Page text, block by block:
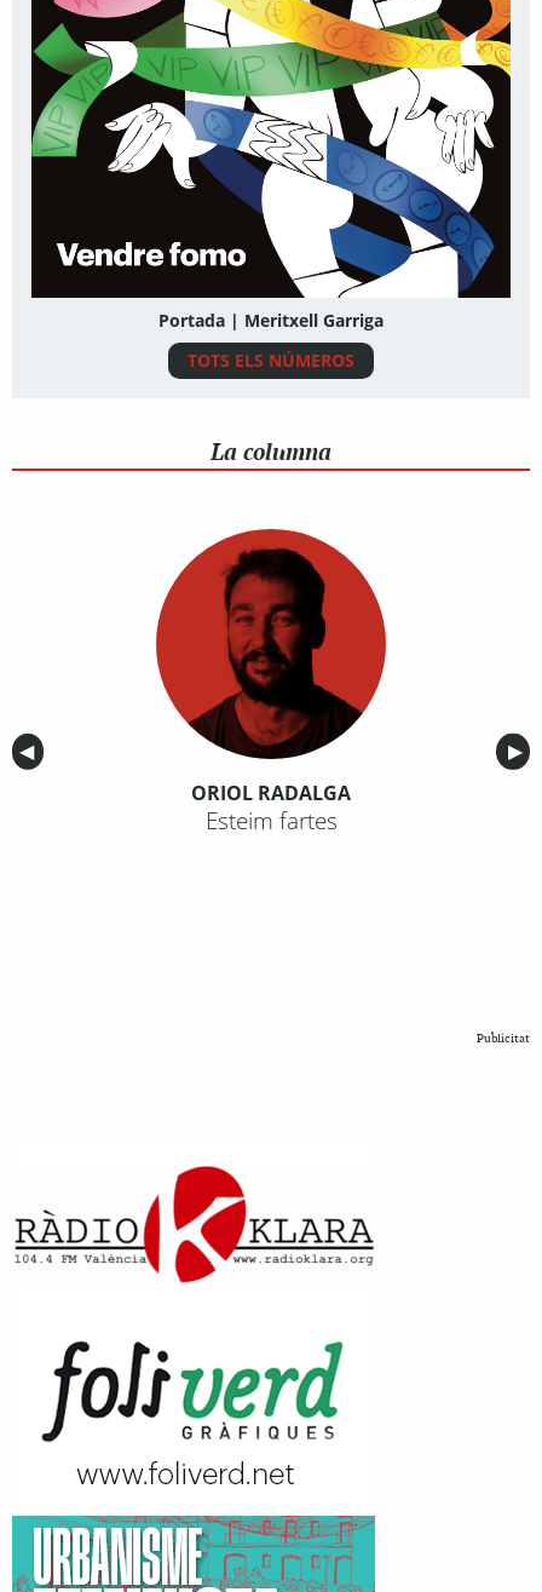
Portada | Meritxell Garriga
TOTS ELS NÚMEROS
La columna
Anterior
◀︎ ▶︎
ORIOL RADALGA
Esteim fartes
Publicitat